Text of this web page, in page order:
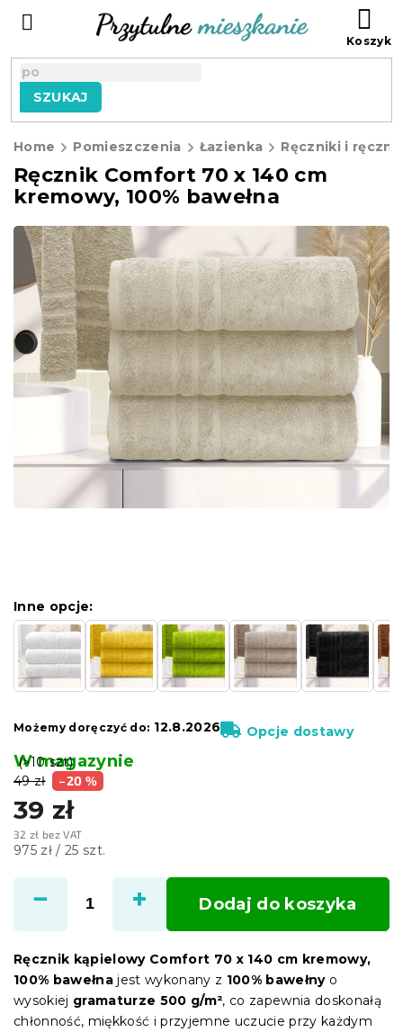
SZUKAJ
Home Pomieszczenia Łazienka Ręczniki i
Ręcznik Comfort 70 x 140 cm
kremowy, 100% bawełna
49 zł –20 %
39 zł
32 zł bez VAT
Cena
975 zł / 25 szt.
W magazynie
(>10 szt)
Inne opcje:
Możemy doręczyć do: 12.8.2026 Opcje dostawy
Dodaj do koszyka
Ręcznik kąpielowy Comfort 70 x 140 cm kremowy,
100% bawełna jest wykonany z 100% bawełnyo
wysokiej gramaturze 500 g/m², co zapewnia doskonałą
chłonność, miękkość i przyjemne uczucie przy każdym